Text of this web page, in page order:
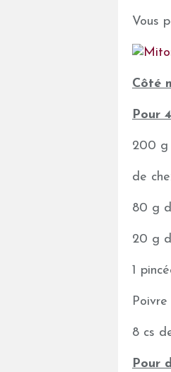
Vous
Côté
Pour
200 g
de
80 g
20 g
1
8 cs
Pour